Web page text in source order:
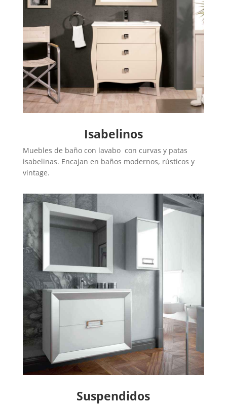
Isabelinos
Muebles de baño con lavabo con curvas y patas
isabelinas. Encajan en baños modernos, rústicos y
vintage.
Suspendidos